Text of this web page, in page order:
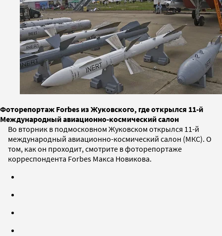
Фоторепортаж Forbes из Жуковского, где открылся 11-й
Международный авиационно-космический салон
Во вторник в подмосковном Жуковском открылся 11-й
международный авиационно-космический салон (МКС). О
том, как он проходит, смотрите в фоторепортаже
корреспондента Forbes Макса Новикова.